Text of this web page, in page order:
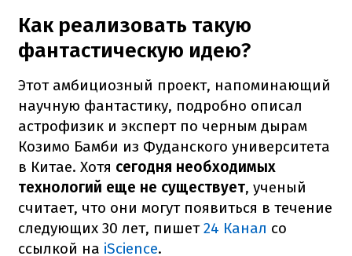
Как реализовать такую
фантастическую идею?
Этот амбициозный проект, напоминающий
научную фантастику, подробно описал
астрофизик и эксперт по черным дырам
Козимо Бамби из Фуданского университета
в Китае. Хотя сегодня необходимых
технологий еще не существует, ученый
считает, что они могут появиться в течение
следующих 30 лет, пишет24 Канал со
ссылкой на iScience.